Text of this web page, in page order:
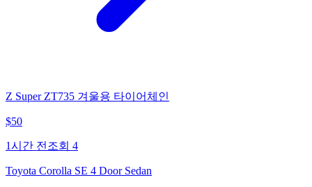
Z Super ZT735 겨울용 타이어체인
$50
1시간 전 조회 4
Toyota Corolla SE 4 Door Sedan